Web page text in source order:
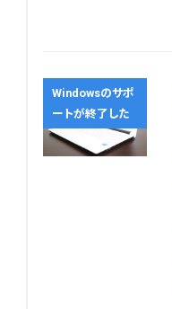
Windowsのサポ
ートが終了した